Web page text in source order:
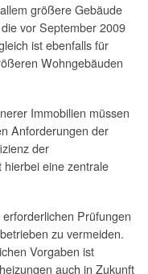
größere Gebäude
vor September 2009
ist ebenfalls für
Wohngebäuden
Immobilien müssen
Anforderungen der
der
eine zentrale
Prüfungen
zu vermeiden.
Vorgaben ist
auch in Zukunft